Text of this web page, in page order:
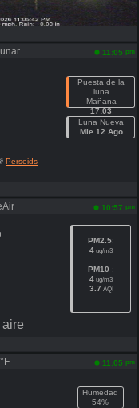
11:05 pm
Puesta de la
luna
Mañana
17:03
Luna Nueva
Mie 12 Ago
Perseids
10:57 pm
PM2.5:
4 ug/m3
PM10 :
4 ug/m3
3.7 AQI
11:05 pm
Humedad
54%